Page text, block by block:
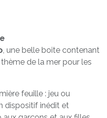
, une belle boite contenant
de la mer pour les
feuille : jeu ou
dispositif inédit et